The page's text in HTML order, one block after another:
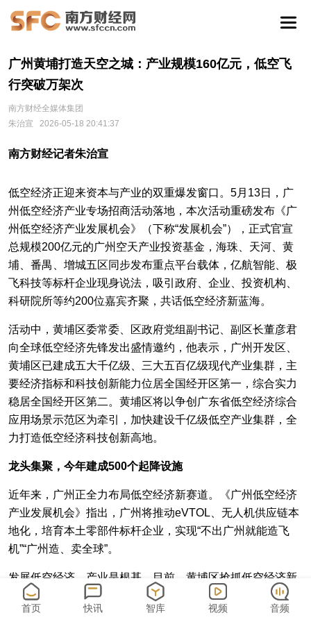
广州黄埔打造天空之城：产业规模160亿元，低空飞
行突破万架次
南方财经全媒体集团
朱治宣
2026-05-18 20:41:37
南方财经记者朱治宣
低空经济正迎来资本与产业的双重爆发窗口。5月13日，广
州低空经济产业专场招商活动落地，本次活动重磅发布《广
州低空经济产业发展机会》（下称“发展机会”），正式官宣
总规模200亿元的广州空天产业投资基金，海珠、天河、黄
埔、番禺、增城五区同步发布重点平台载体，亿航智能、极
飞科技等标杆企业现身说法，吸引政府、企业、投资机构、
科研院所等约200位嘉宾齐聚，共话低空经济新蓝海。
活动中，黄埔区委常委、区政府党组副书记、副区长董彦君
向全球低空经济先锋发出盛情邀约，他表示，广州开发区、
黄埔区已建成五大千亿级、三大五百亿级现代产业集群，主
要经济指标和科技创新能力位居全国经开区第一，综合实力
稳居全国经开区第二。黄埔区将以争创广东省低空经济综合
应用场景示范区为牵引，加快建设千亿级低空产业集群，全
力打造低空经济科技创新高地。
龙头集聚，今年建成500个起降设施
近年来，广州正全力布局低空经济新赛道。《广州低空经济
产业发展机会》指出，广州将推动eVTOL、无人机供应链本
地化，培育本土零部件标杆企业，实现“不出广州就能造飞
机”“广州造、卖全球”。
发展低空经济，产业是根基。目前，黄埔区抢抓低空经济新
赛道，全区集聚18家低空经济专精特新“小巨人”企业、4家单
项冠军企业和9家上市企业，覆盖研发设计与原材料、中游
首页 快讯 智库 视频 音频